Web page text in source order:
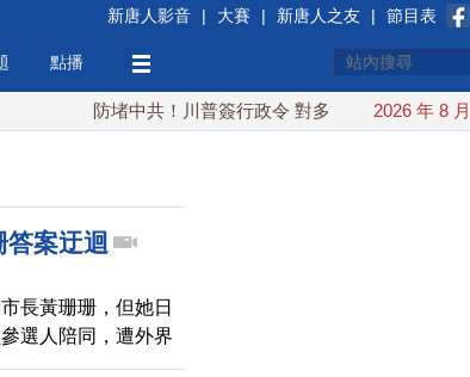
新唐人影音 | 大賽 | 新唐人之友 | 節目表
點播
防堵中共！川普簽行政令 對多晶矽課15%關稅2026 年 8
案迂迴
長黃珊珊，但她日
選人陪同，遭外界
員要求到議會備